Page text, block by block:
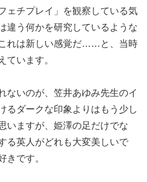
ェチプレイ」を観察している気
違う何かを研究しているような
れは新しい感覚だ……と、当時
ています。
いのが、笠井あゆみ先生のイ
るダークな印象よりはもう少し
いますが、姫澤の足だけでな
る英人がどれも大変美しいで
きです。